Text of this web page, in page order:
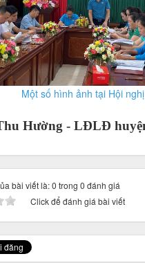
Một số hình ảnh tại Hội nghị
Hường - LĐLĐ
bài viết là: 0 trong 0 đánh giá
Click để đánh giá bài viết